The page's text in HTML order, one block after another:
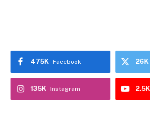
Facebook
475K 26K
Instagram
135K 2.5K